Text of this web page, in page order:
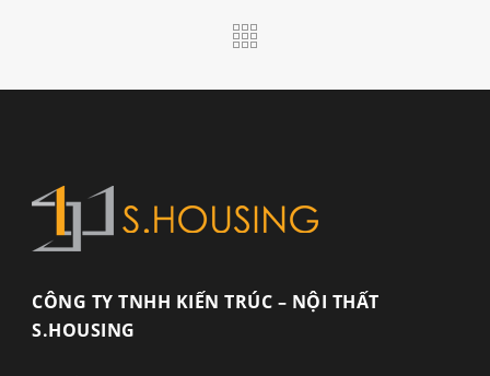
CÔNG TY TNHH KIẾN TRÚC – NỘI THẤT
S.HOUSING